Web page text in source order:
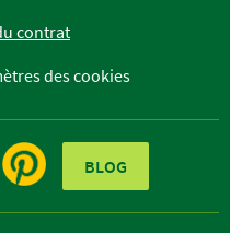
contrat
des cookies
BLOG